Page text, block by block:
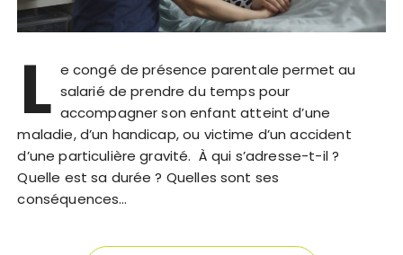
L e congé de présence parentale permet au
salarié de prendre du temps pour
accompagner son enfant atteint d’une
maladie, d’un handicap, ou victime d’un accident
d’une particulière gravité. À qui s’adresse-t-il ?
Quelle est sa durée ? Quelles sont ses
conséquences…